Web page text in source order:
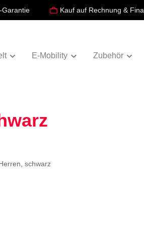
Garantie Kauf auf Rechnung &
E-Mobility Zubehör